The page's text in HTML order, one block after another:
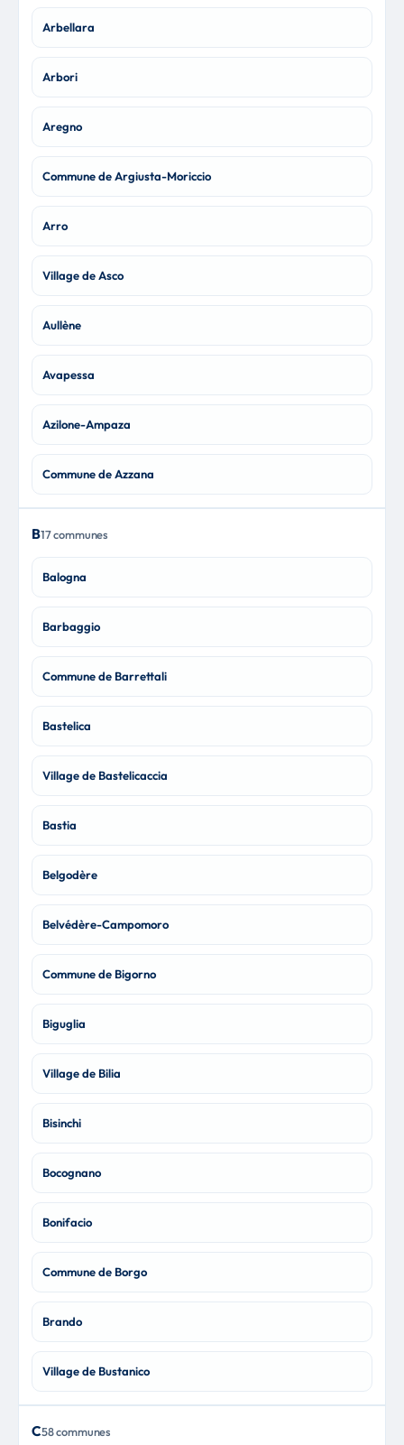
Arbellara
Arbori
Aregno
Commune de Argiusta-Moriccio
Arro
Village de Asco
Aullène
Avapessa
Azilone-Ampaza
Commune de Azzana
B17 communes
Balogna
Barbaggio
Commune de Barrettali
Bastelica
Village de Bastelicaccia
Bastia
Belgodère
Belvédère-Campomoro
Commune de Bigorno
Biguglia
Village de Bilia
Bisinchi
Bocognano
Bonifacio
Commune de Borgo
Brando
Village de Bustanico
C58 communes